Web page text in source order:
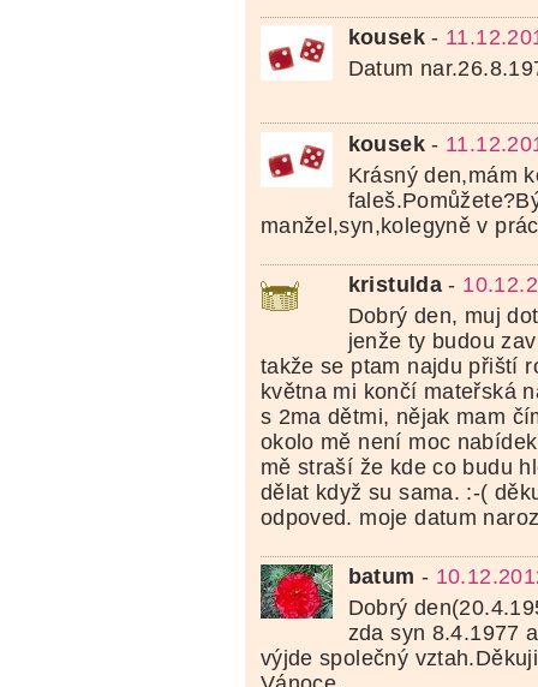
kousek-
Datum
kousek-
Krásný den,mám
manžel,syn,kolegyně v
kristulda -
Dobrý den, muj
jenže ty budou
takže se ptam najdu přiští
května mi končí mateřská
s 2ma dětmi, nějak mam
okolo mě není moc
mě straší že kde co budu
dělat když su sama. :-(
odpoved. moje datum
batum -
Dobrý
zda syn 8.4.1977
výjde společný